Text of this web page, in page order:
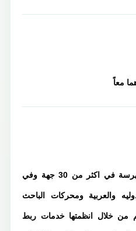
معاً
مجلة جامعة الملكة أروى مفهرسة في اكثر من 30 جهة وفي
والعربية ومحركات الباحث
من خلال انظمتها خدمات ربط